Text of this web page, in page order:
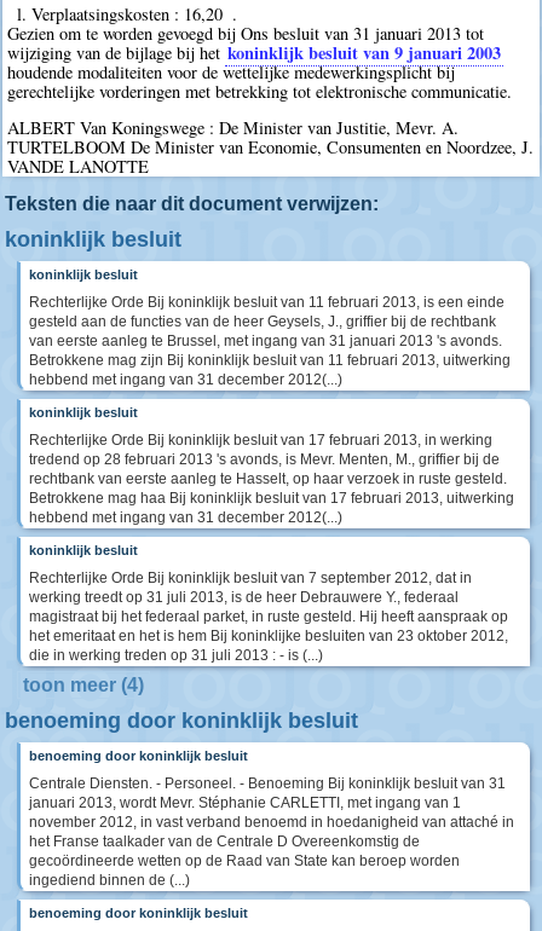
l. Verplaatsingskosten : 16,20  .
Gezien om te worden gevoegd bij Ons besluit van 31 januari 2013 tot
wijziging van de bijlage bij het koninklijk besluit van 9 januari 2003
houdende modaliteiten voor de wettelijke medewerkingsplicht bij
gerechtelijke vorderingen met betrekking tot elektronische communicatie.
ALBERT Van Koningswege : De Minister van Justitie, Mevr. A.
TURTELBOOM De Minister van Economie, Consumenten en Noordzee, J.
VANDE LANOTTE
Teksten die naar dit document verwijzen:
koninklijk besluit
koninklijk besluit
Rechterlijke Orde Bij koninklijk besluit van 11 februari 2013, is een einde
gesteld aan de functies van de heer Geysels, J., griffier bij de rechtbank
van eerste aanleg te Brussel, met ingang van 31 januari 2013 's avonds.
Betrokkene mag zijn Bij koninklijk besluit van 11 februari 2013, uitwerking
hebbend met ingang van 31 december 2012(...)
koninklijk besluit
Rechterlijke Orde Bij koninklijk besluit van 17 februari 2013, in werking
tredend op 28 februari 2013 's avonds, is Mevr. Menten, M., griffier bij de
rechtbank van eerste aanleg te Hasselt, op haar verzoek in ruste gesteld.
Betrokkene mag haa Bij koninklijk besluit van 17 februari 2013, uitwerking
hebbend met ingang van 31 december 2012(...)
koninklijk besluit
Rechterlijke Orde Bij koninklijk besluit van 7 september 2012, dat in
werking treedt op 31 juli 2013, is de heer Debrauwere Y., federaal
magistraat bij het federaal parket, in ruste gesteld. Hij heeft aanspraak op
het emeritaat en het is hem Bij koninklijke besluiten van 23 oktober 2012,
die in werking treden op 31 juli 2013 : - is (...)
toon meer (4)
benoeming door koninklijk besluit
benoeming door koninklijk besluit
Centrale Diensten. - Personeel. - Benoeming Bij koninklijk besluit van 31
januari 2013, wordt Mevr. Stéphanie CARLETTI, met ingang van 1
november 2012, in vast verband benoemd in hoedanigheid van attaché in
het Franse taalkader van de Centrale D Overeenkomstig de
gecoördineerde wetten op de Raad van State kan beroep worden
ingediend binnen de (...)
benoeming door koninklijk besluit